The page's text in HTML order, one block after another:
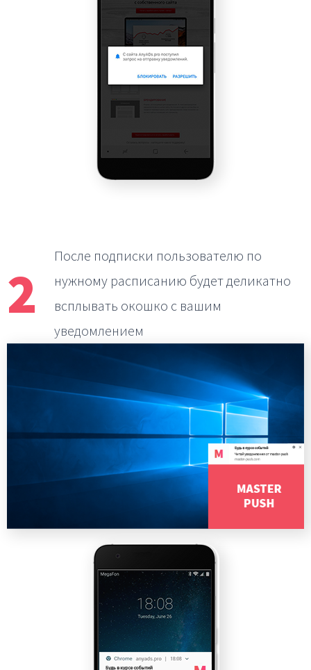
2
После подписки пользователю по
нужному расписанию будет деликатно
всплывать окошко с вашим
уведомлением